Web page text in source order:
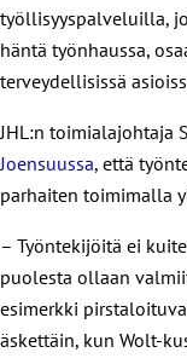
työllisyyspalveluilla,
häntä työnhaussa,
terveydellisissä
JHL:n toimialajohtaja
Joensuussa, että
parhaiten toimimalla
– Työntekijöitä ei
puolesta ollaan
esimerkki
äskettäin, kun Wolt-